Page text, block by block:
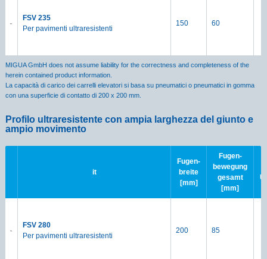
FSV 235
Per pavimenti ultraresistenti
150 60
MIGUA GmbH does not assume liability for the correctness and completeness of the
herein contained product information.
La capacità di carico dei carrelli elevatori si basa su pneumatici o pneumatici in gomma
con una superficie di contatto di 200 x 200 mm.
Profilo ultraresistente con ampia larghezza del giunto e
ampio movimento
it
Fugen-
breite
[mm]
Fugen-
bewegung
gesamt
[mm]
FSV 280
Per pavimenti ultraresistenti
200 85